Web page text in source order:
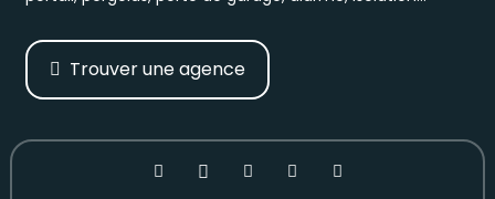
Trouver une agence